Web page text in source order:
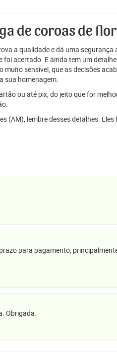
de coroas de
a qualidade e dá uma segurança
acertado. E ainda tem um
sensível, que as decisões
sua homenagem.
ou até pix, do jeito que for
lembre desses detalhes.
para pagamento,
Obrigada.